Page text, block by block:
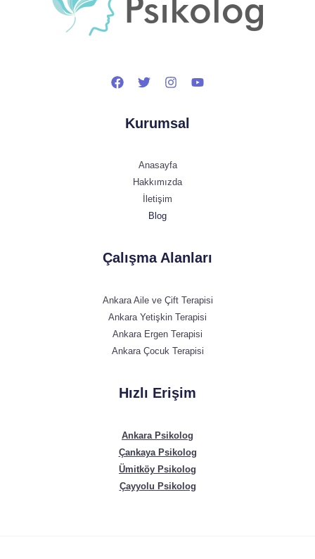
Kurumsal
Anasayfa
Hakkımızda
İletişim
Blog
Çalışma Alanları
Ankara Aile ve Çift Terapisi
Ankara Yetişkin Terapisi
Ankara Ergen Terapisi
Ankara Çocuk Terapisi
Hızlı Erişim
Ankara Psikolog
Çankaya Psikolog
Ümitköy Psikolog
Çayyolu Psikolog